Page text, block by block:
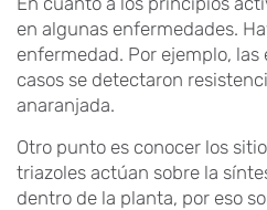
en algunas enfermedades.
enfermedad. Por ejemplo,
casos se detectaron
anaranjada.
Otro punto es conocer los
triazoles actúan sobre la
dentro de la planta, por eso